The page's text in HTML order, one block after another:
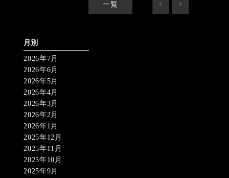
一覧 < >
月別
2026年7月
2026年6月
2026年5月
2026年4月
2026年3月
2026年2月
2026年1月
2025年12月
2025年11月
2025年10月
2025年9月